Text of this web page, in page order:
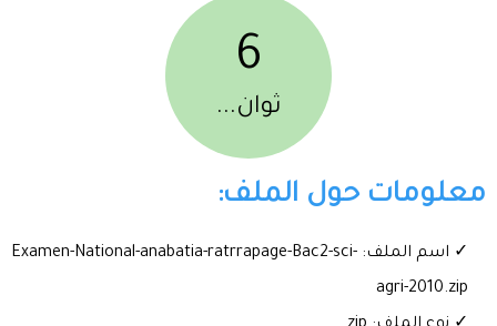
6
ثوان...
معلومات حول الملف:
✓ اسم الملف: Examen-National-anabatia-ratrrapage-Bac2-sci-
agri-2010.zip